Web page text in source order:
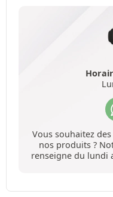
Vous souhaitez
nos produits ?
renseigne du lundi